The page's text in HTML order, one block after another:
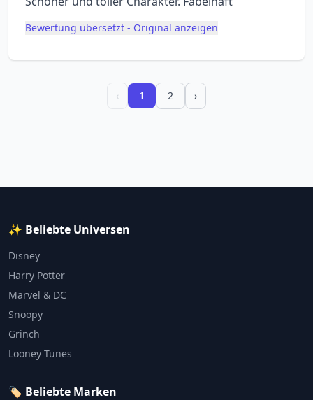
Bewertung übersetzt - Original anzeigen
‹ 1 2 ›
✨ Beliebte Universen
Disney
Harry Potter
Marvel & DC
Snoopy
Grinch
Looney Tunes
🏷️ Beliebte Marken